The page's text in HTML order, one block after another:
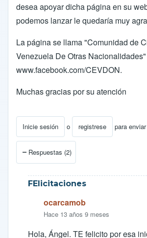
desea apoyar dicha página en su
podemos lanzar le quedaría muy
La página se llama "Comunidad de
Venezuela De Otras
www.facebook.com/CEVDON.
Muchas gracias por su atención
Inicie sesión o registrese para
Respuestas (2)
FElicitaciones
ocarcamob
Hace 13 años 9 meses
Hola, Ángel. TE felicito por esa